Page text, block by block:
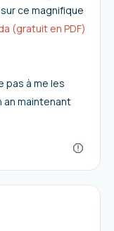
ce magnifique
(gratuit en PDF)
pas à me les
an maintenant